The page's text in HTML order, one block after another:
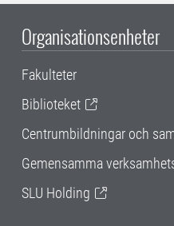
Organisationsenheter
Fakulteter
Biblioteket
Centrumbildningar och
Gemensamma
SLU Holding